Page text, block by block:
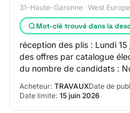
31-Haute-Garonne · West
Mot-clé trouvé dans la
réception des plis : Lundi
des offres par catalogue
du nombre de candidats :
Acheteur: TRAVAUXDate de
Date limite: 15 juin 2026